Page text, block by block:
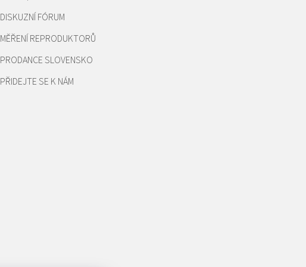
DISKUZNÍ FÓRUM
MĚŘENÍ REPRODUKTORŮ
PRODANCE SLOVENSKO
PŘIDEJTE SE K NÁM